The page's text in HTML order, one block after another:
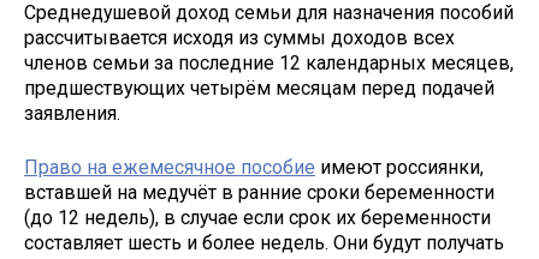
Среднедушевой доход семьи для назначения пособий
рассчитывается исходя из суммы доходов всех
членов семьи за последние 12 календарных месяцев,
предшествующих четырём месяцам перед подачей
заявления.
Право на ежемесячное пособие имеют россиянки,
вставшей на медучёт в ранние сроки беременности
(до 12 недель), в случае если срок их беременности
составляет шесть и более недель. Они будут получать